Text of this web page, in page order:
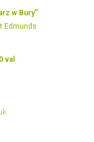
w Bury”
Edmunds
val